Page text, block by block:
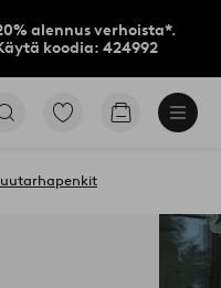
alennus verhoista*.
koodia: 424992
Siirry
Siirry